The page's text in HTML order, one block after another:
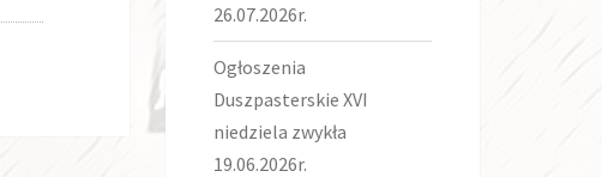
26.07.2026r.
Ogłoszenia
Duszpasterskie XVI
niedziela zwykła
19.06.2026r.